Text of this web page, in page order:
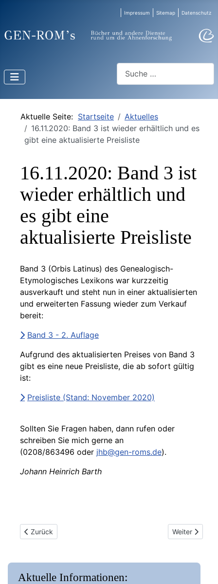
Impressum Sitemap Datenschutz
Aktuelle Seite: Startseite
Aktuelles
16.11.2020: Band 3 ist wieder erhältlich und es
gibt eine aktualisierte Preisliste
16.11.2020: Band 3 ist
wieder erhältlich und
es gibt eine
aktualisierte Preisliste
Band 3 (Orbis Latinus) des Genealogisch-
Etymologisches Lexikons war kurzzeitig
ausverkauft und steht nun in einer aktualisierten
und erweiterten Fassung wieder zum Verkauf
bereit:
Band 3 - 2. Auflage
Aufgrund des aktualisierten Preises von Band 3
gibt es eine neue Preisliste, die ab sofort gültig
ist:
Preisliste (Stand: November 2020)
Sollten Sie Fragen haben, dann rufen oder
schreiben Sie mich gerne an
(0208/863496 oder jhb@gen-roms.de).
Johann Heinrich Barth
Vorheriger Beitrag: 29.11.2021: Das Genealogisch-
Zurück Nächster
Weiter
Aktuelle Informationen: